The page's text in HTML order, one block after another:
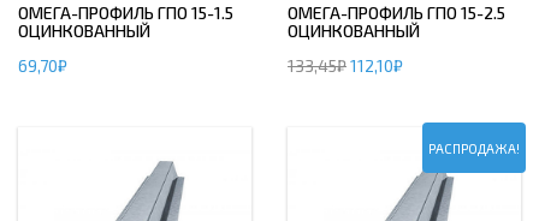
ОМЕГА-ПРОФИЛЬ ГПО 15-1.5
ОЦИНКОВАННЫЙ
69,70₽
ОМЕГА-ПРОФИЛЬ ГПО 15-2.5
ОЦИНКОВАННЫЙ
133,45₽112,10₽
РАСПРОДАЖА!